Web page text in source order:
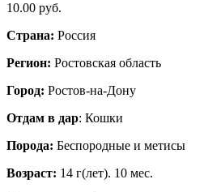
10.00 руб.
Страна: Россия
Регион: Ростовская область
Город: Ростов-на-Дону
Отдам в дар: Кошки
Порода: Беспородные и метисы
Возраст: 14 г(лет). 10 мес.